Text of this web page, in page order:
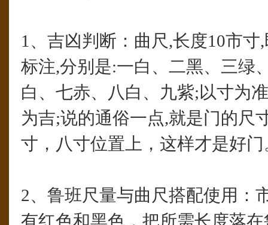
1、吉凶判断：曲尺,长度10市
标注,分别是:一白、二黑、三绿
白、七赤、八白、九紫;以寸为
为吉;说的通俗一点,就是门的尺
寸，八寸位置上，这样才是好门
2、鲁班尺量与曲尺搭配使用：
有红色和黑色，把所需长度落